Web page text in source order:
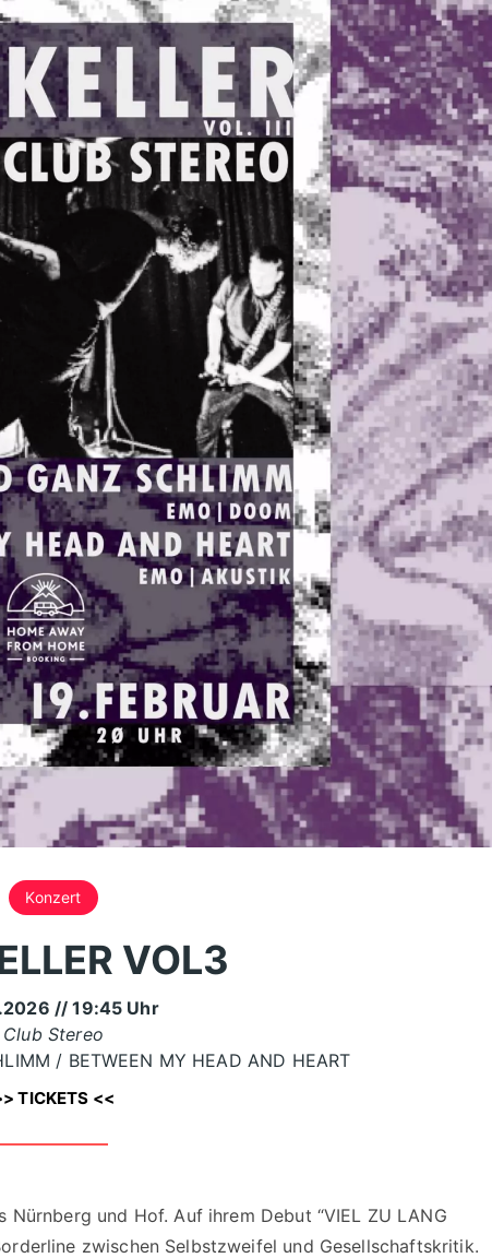
Konzert
VOL3
// 19:45 Uhr
Club Stereo
/ BETWEEN MY HEAD AND HEART
TICKETS <<
Nürnberg und Hof. Auf ihrem Debut “VIEL ZU LANG
zwischen Selbstzweifel und Gesellschaftskritik.